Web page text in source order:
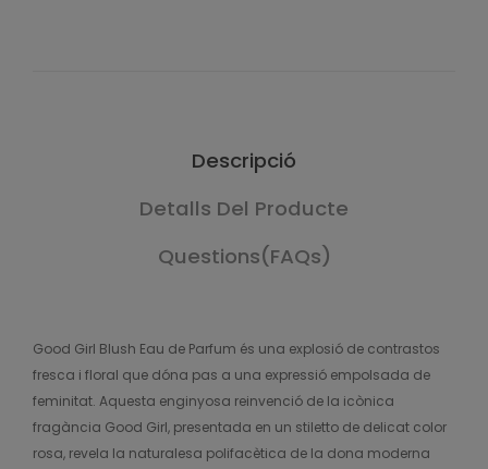
Descripció
Detalls Del Producte
Questions(FAQs)
Good Girl Blush Eau de Parfum és una explosió de contrastos
fresca i floral que dóna pas a una expressió empolsada de
feminitat. Aquesta enginyosa reinvenció de la icònica
fragància Good Girl, presentada en un stiletto de delicat color
rosa, revela la naturalesa polifacètica de la dona moderna